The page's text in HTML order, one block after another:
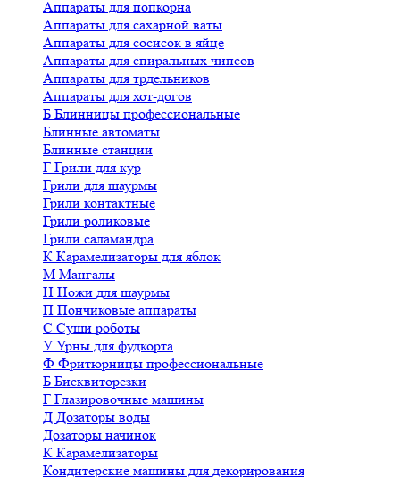
Аппараты для попкорна
Аппараты для сахарной ваты
Аппараты для сосисок в яйце
Аппараты для спиральных чипсов
Аппараты для трдельников
Аппараты для хот-догов
Б Блинницы профессиональные
Блинные автоматы
Блинные станции
Г Грили для кур
Грили для шаурмы
Грили контактные
Грили роликовые
Грили саламандра
К Карамелизаторы для яблок
М Мангалы
Н Ножи для шаурмы
П Пончиковые аппараты
С Суши роботы
У Урны для фудкорта
Ф Фритюрницы профессиональные
Б Бисквиторезки
Г Глазировочные машины
Д Дозаторы воды
Дозаторы начинок
К Карамелизаторы
Кондитерские машины для декорирования